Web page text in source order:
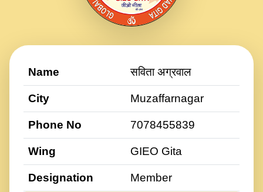
Name सविता अग्रवाल
City Muzaffarnagar
Phone No 7078455839
Wing GIEO Gita
Designation Member